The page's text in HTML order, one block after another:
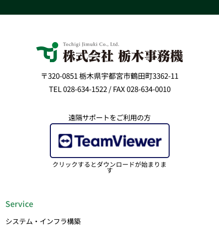
〒320-0851 栃木県宇都宮市鶴田町3362-11
TEL 028-634-1522 / FAX 028-634-0010
遠隔サポートをご利用の方
クリックするとダウンロードが始まりま
す
Service
システム・インフラ構築